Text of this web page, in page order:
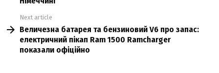
Next article
Величезна батарея та бензиновий V6 про запас:
електричний пікап Ram 1500 Ramcharger
показали офіційно